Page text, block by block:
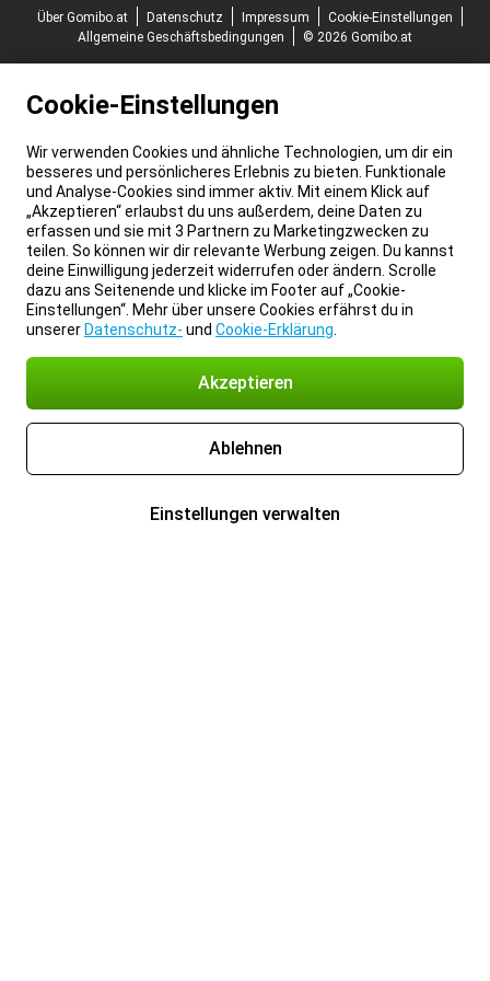
Über Gomibo.at
Datenschutz Impressum
Cookie-Einstellungen
Allgemeine Geschäftsbedingungen
© 2026 Gomibo.at
Cookie-Einstellungen
Wir verwenden Cookies und ähnliche Technologien, um dir ein
besseres und persönlicheres Erlebnis zu bieten. Funktionale
und Analyse-Cookies sind immer aktiv. Mit einem Klick auf
„Akzeptieren“ erlaubst du uns außerdem, deine Daten zu
erfassen und sie mit 3 Partnern zu Marketingzwecken zu
teilen. So können wir dir relevante Werbung zeigen. Du kannst
deine Einwilligung jederzeit widerrufen oder ändern. Scrolle
dazu ans Seitenende und klicke im Footer auf „Cookie-
Einstellungen“. Mehr über unsere Cookies erfährst du in
unserer Datenschutz- und Cookie-Erklärung
Akzeptieren
Ablehnen
Einstellungen verwalten